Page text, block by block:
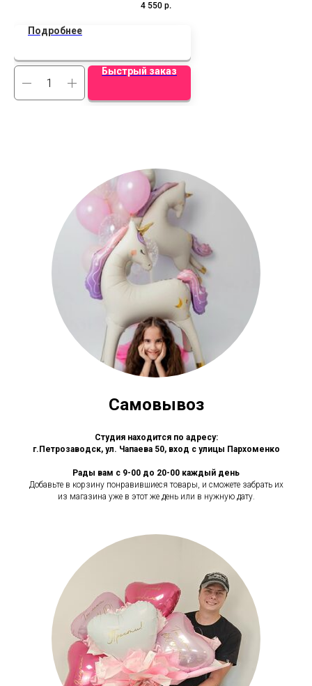
4 550 р.
Подробнее
Быстрый заказ
Самовывоз
Студия находится по адресу:
г.Петрозаводск, ул. Чапаева 50, вход с улицы Пархоменко
Рады вам с 9-00 до 20-00 каждый день
Добавьте в корзину понравившиеся товары, и сможете забрать их
из магазина уже в этот же день или в нужную дату.